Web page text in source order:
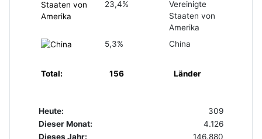
23,4%
Vereinigte
Staaten von
Amerika
5,3%
China
Total: 156 Länder
Heute:
309
Dieser Monat:
4.126
Dieses Jahr:
146.880